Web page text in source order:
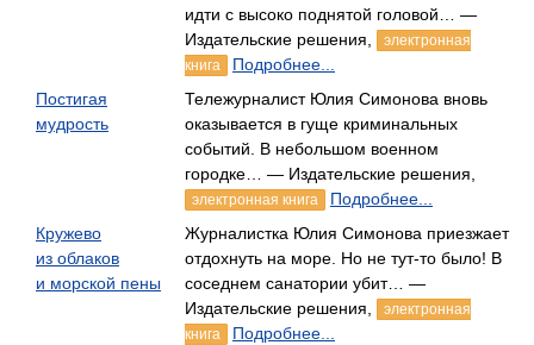
идти с высоко поднятой головой… —
Издательские решения,
электронная
книга
Подробнее...
Постигая
мудрость
Тележурналист Юлия Симонова вновь
оказывается в гуще криминальных
событий. В небольшом военном
городке… — Издательские решения,
электронная книга
Подробнее...
Кружево
из облаков
и морской пены
Журналистка Юлия Симонова приезжает
отдохнуть на море. Но не тут-то было! В
соседнем санатории убит… —
Издательские решения,
электронная
книга
Подробнее...